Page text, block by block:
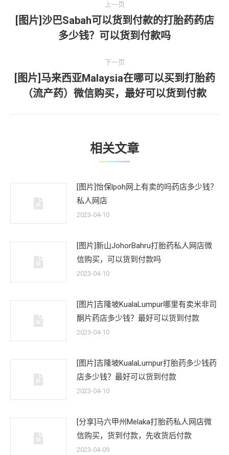
章
上一页
上
一
[图片]沙巴Sabah可以货到付款的打胎药药店
多少钱？可以货到付款吗
下一页
一
文
[图片]马来西亚Malaysia在哪可以买到打胎药
（流产药）微信购买，最好可以货到付款
相关文章
[图片]怡保lpoh网上有卖的吗药店多少钱？
私人网店
2023-04-10
[图片]新山JohorBahru打胎药私人网店微
信购买，可以货到付款吗
2023-04-10
[图片]吉隆坡KualaLumpur哪里有卖米非司
酮片药店多少钱？最好可以货到付款
2023-04-10
[图片]吉隆坡KualaLumpur打胎药多少钱药
店多少钱？最好可以货到付款
2023-04-10
[分享]马六甲州Melaka打胎药私人网店微
信购买，货到付款，先收货后付款
2023-04-09